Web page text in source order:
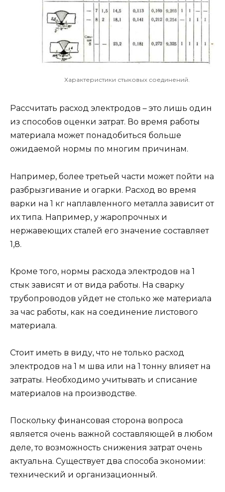
Характеристики стыковых соединений.
Рассчитать расход электродов – это лишь один
из способов оценки затрат. Во время работы
материала может понадобиться больше
ожидаемой нормы по многим причинам.
Например, более третьей части может пойти на
разбрызгивание и огарки. Расход во время
варки на 1 кг наплавленного металла зависит от
их типа. Например, у жаропрочных и
нержавеющих сталей его значение составляет
1,8.
Кроме того, нормы расхода электродов на 1
стык зависят и от вида работы. На сварку
трубопроводов уйдет не столько же материала
за час работы, как на соединение листового
материала.
Стоит иметь в виду, что не только расход
электродов на 1 м шва или на 1 тонну влияет на
затраты. Необходимо учитывать и списание
материалов на производстве.
Поскольку финансовая сторона вопроса
является очень важной составляющей в любом
деле, то возможность снижения затрат очень
актуальна. Существует два способа экономии:
технический и организационный.